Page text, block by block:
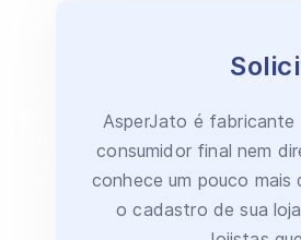
AsperJato é fabricante
consumidor final nem
conhece um pouco mais
o cadastro de sua